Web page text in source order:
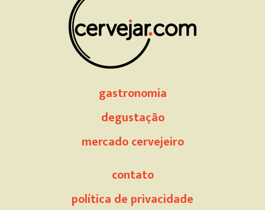
gastronomia
degustação
mercado cervejeiro
contato
política de privacidade